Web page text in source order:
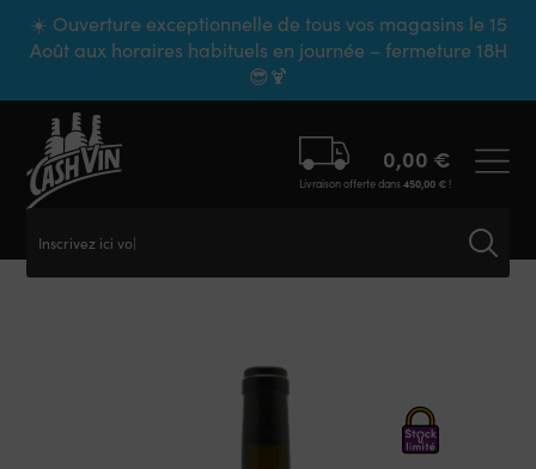
☀️ Ouverture exceptionnelle de tous vos magasins le 15
Août aux horaires habituels en journée – fermeture 18H
😎🍹
Inscrivez ici votr
0,00 €
Livraison offerte dans450,00 €!
Panneau de gestion des cookies